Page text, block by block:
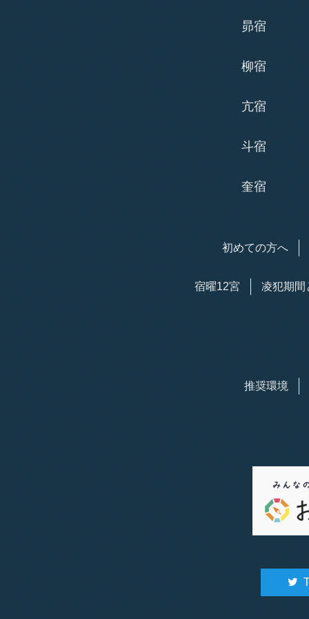
昴宿
柳宿
亢宿
斗宿
奎宿
初めての方へ
宿曜12宮 凌犯期間
推奨環境